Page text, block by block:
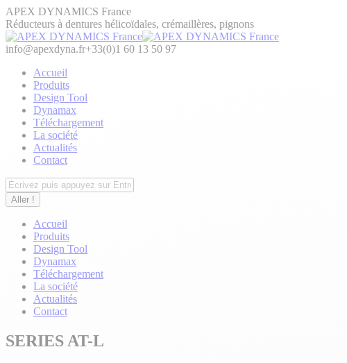
Aller
au
contenu
APEX DYNAMICS France
Réducteurs à dentures hélicoïdales, crémaillères, pignons
info@apexdyna.fr+33(0)1 60 13 50 97
Accueil
Produits
Design Tool
Dynamax
Téléchargement
La société
Actualités
Contact
Recherche
:
Accueil
Produits
Design Tool
Dynamax
Téléchargement
La société
Actualités
Contact
SERIES AT-L